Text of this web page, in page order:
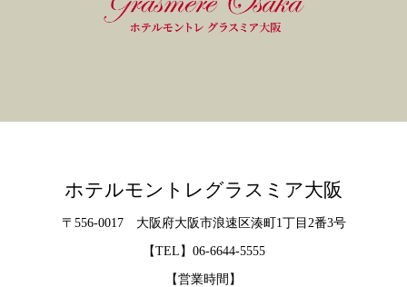
ホテルモントレグラスミア大阪
〒556-0017 大阪府大阪市浪速区湊町1丁目2番3号
【TEL】 06-6644-5555
【営業時間】